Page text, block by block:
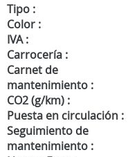
Tipo :
Color :
IVA :
Carrocería :
Carnet de
mantenimiento :
CO2 (g/km) :
Puesta en circulación :
Seguimiento de
mantenimiento :